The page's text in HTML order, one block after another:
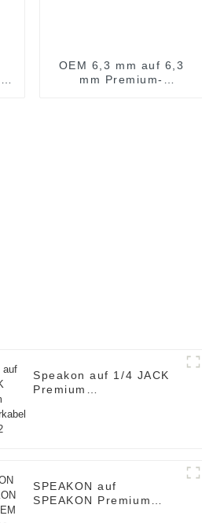
OEM 6,3 mm auf 6,3
mm Premium-
Speakon auf 1/4 JACK
Premium
SPEAKON auf
SPEAKON Premium